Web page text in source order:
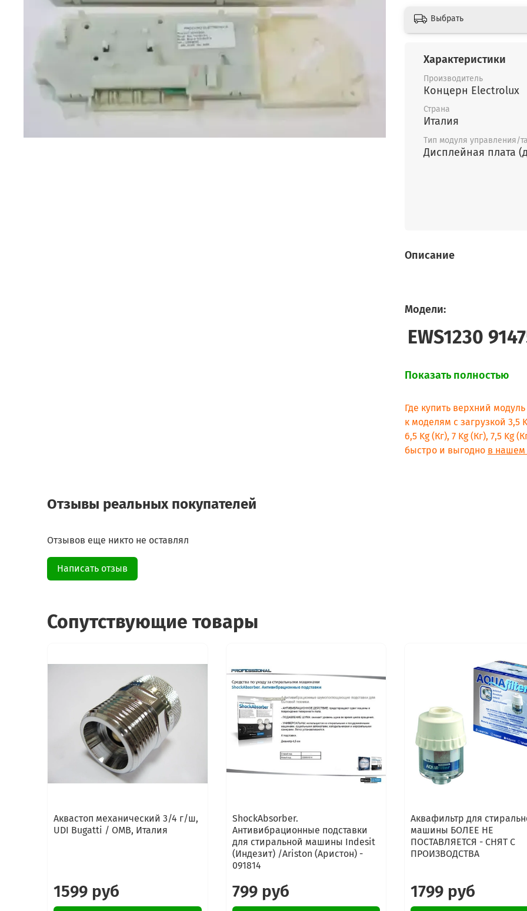
Выбрать
Характеристики
Производитель
Концерн Electrolux
Страна
Италия
Тип модуля управления/
Дисплейная плата
Описание
Модели:
EWS1230
Показать полностью
Где купить верхний
к моделям с загрузкой 3,5
6,5 Kg (Кг), 7 Kg (Кг), 7,5 Kg
быстро и выгодно в нашем
Отзывы реальных покупателей
Отзывов еще никто не оставлял
Написать отзыв
Сопутствующие товары
Аквастоп механический 3/4 г/ш,
UDI Bugatti / OMB, Италия
1599 руб
ShockAbsorber.
Антивибрационные подставки
для стиральной машины Indesit
(Индезит) /Ariston (Аристон) -
091814
799 руб
Аквафильтр для
машины БОЛЕЕ НЕ
ПОСТАВЛЯЕТСЯ - СНЯТ С
ПРОИЗВОДСТВА
1799 руб